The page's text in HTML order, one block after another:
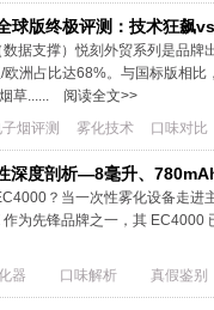
球版终极评测：技术狂飙
据支撑）悦刻外贸系列是品
洲占比达68%。与国标版相
草......
阅读全文>>
子烟评测 雾化技术 口味对比
深度剖析—8毫升、
？当一次性雾化设备走进
为先锋品牌之一，其
器 口味解析 真假鉴别